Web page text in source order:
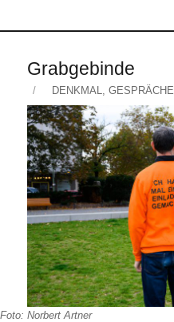
Grabgebinde
Veröffentlicht
am
KATEGORIEN
DENKMAL,GESPRÄCHE
Foto: Norbert Artner